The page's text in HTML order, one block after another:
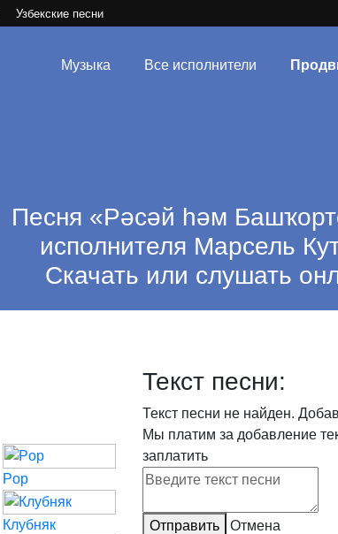
Узбекские песни
Музыка Все исполнители
Песня «Рәсәй һәм
исполнителя Марсель
Скачать или слушать
Текст песни:
Текст песни не найден.
Мы платим за добавление
заплатить
Отправить Отмена
Pop
Клубняк